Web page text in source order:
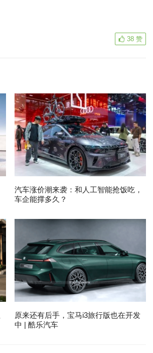
38 赞
汽车涨价潮来袭：和人工智能抢饭吃，
车企能撑多久？
原来还有后手，宝马i3旅行版也在开发
中 | 酷乐汽车